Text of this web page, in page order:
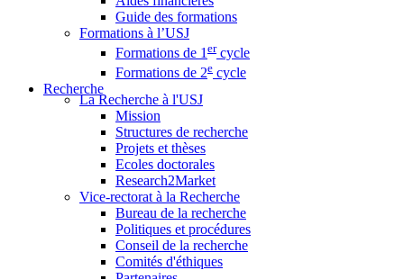
Guide des formations
Formations à l’USJ
Formations de 1 ercycle
Formations de 2e cycle
Recherche
La Recherche à l'USJ
Mission
Structures de recherche
Projets et thèses
Ecoles doctorales
Research2Market
Vice-rectorat à la Recherche
Bureau de la recherche
Politiques et procédures
Conseil de la recherche
Comités d'éthiques